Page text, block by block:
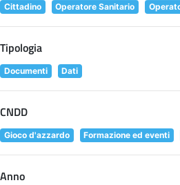
Cittadino Operatore Sanitario
Tipologia
Documenti Dati
CNDD
Gioco d'azzardo Formazione ed eventi
Anno